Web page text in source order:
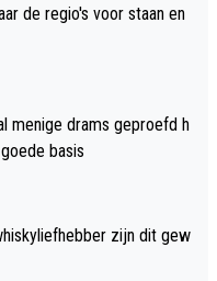
de regio's voor staan en
menige drams geproefd h
goede basis
zijn dit gew